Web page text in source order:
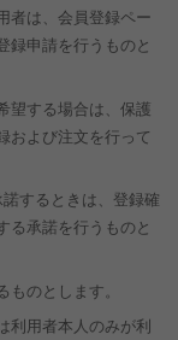
者は、会員登録ペー
録申請を行うものと
望する場合は、保護
および注文を行って
するときは、登録確
る承諾を行うものと
のとします。
利用者本人のみが利